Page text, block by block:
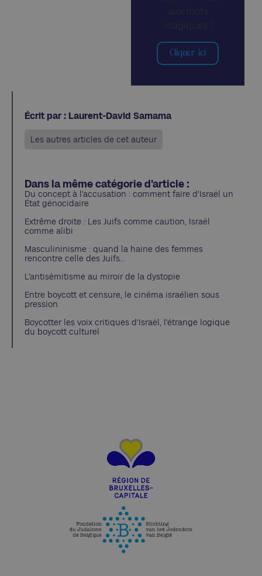
Cliquer ici
Écrit par : Laurent-David Samama
Les autres articles de cet auteur
Dans la même catégorie d'article :
Du concept à l’accusation : comment faire d’Israël un
État génocidaire
Extrême droite : Les Juifs comme caution, Israël
comme alibi
Masculininisme : quand la haine des femmes
rencontre celle des Juifs…
L’antisémitisme au miroir de la dystopie
Entre boycott et censure, le cinéma israélien sous
pression
Boycotter les voix critiques d’Israël, l’étrange logique
du boycott culturel